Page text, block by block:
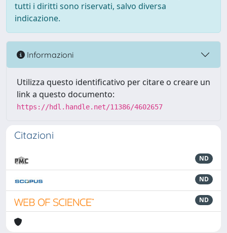
tutti i diritti sono riservati, salvo diversa
indicazione.
Informazioni
Utilizza questo identificativo per citare o creare un
link a questo documento:
https://hdl.handle.net/11386/4602657
Citazioni
ND
ND
ND